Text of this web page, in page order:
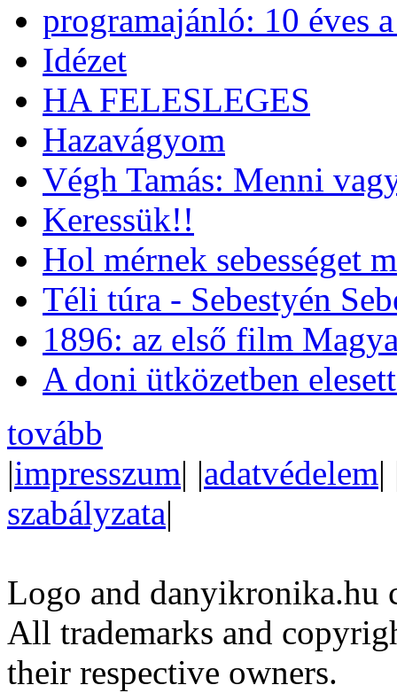
programajánló: 10 éves
Idézet
HA FELESLEGES
Hazavágyom
Végh Tamás: Menni
Keressük!!
Hol mérnek sebességet
Téli túra - Sebestyén
1896: az első film
A doni ütközetben
tovább
|impresszum| |adatvédelem|
szabályzata|
Logo and
All trademarks and
their respective owners.